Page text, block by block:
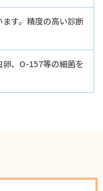
す。精度の高い診断
、O-157等の細菌を